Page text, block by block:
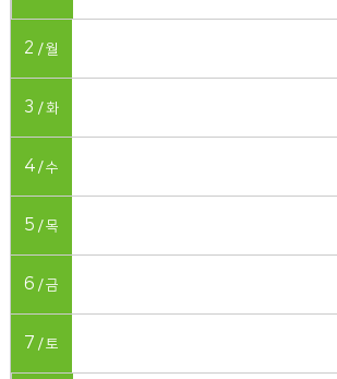
2 월
3 화
4 수
5 목
6 금
7 토